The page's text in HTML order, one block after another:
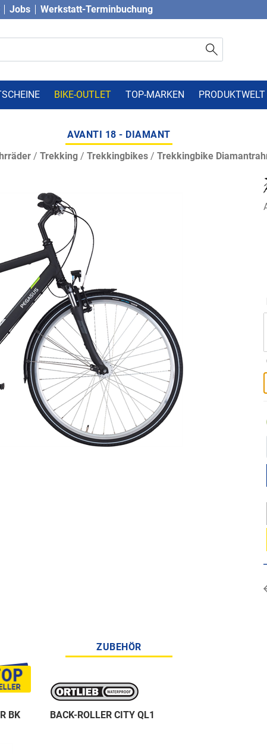
Jobs Werkstatt-Terminbuchung
BIKE-OUTLET TOP-MARKEN PRODUKTWELT
AVANTI 18 - DIAMANT
/ Trekking/ Trekkingbikes/ Trekkingbike
ZUBEHÖR
BK
BACK-ROLLER CITY QL1